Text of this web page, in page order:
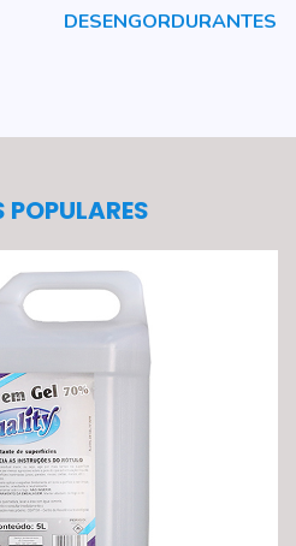
DESENGORDURANTES